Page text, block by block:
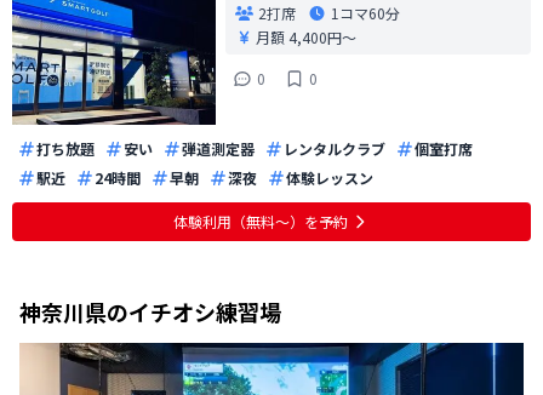
2打席
1コマ60分
月額 4,400円〜
0
0
打ち放題 安い 弾道測定器 レンタルクラブ
個室打席
駅近
24時間 早朝 深夜 体験レッスン
体験利用（無料〜）を予約
神奈川県のイチオシ練習場